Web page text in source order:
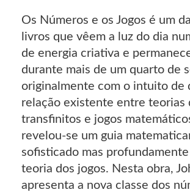
Os Números e os Jogos é um
livros que vêem a luz do dia
de energia criativa e
durante mais de um quarto de
originalmente com o intuito de
relação existente entre teorias
transfinitos e jogos
revelou-se um guia
sofisticado mas
teoria dos jogos. Nesta obra,
apresenta a nova classe dos